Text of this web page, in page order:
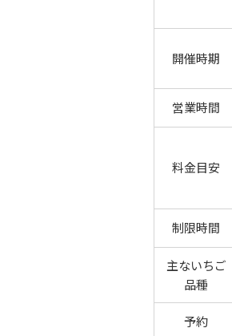
開催時期
営業時間
料金目安
制限時間
主ないちご
品種
予約